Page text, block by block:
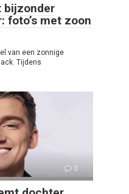
bijzonder
foto’s met zoon
van een zonnige
Tijdens
0